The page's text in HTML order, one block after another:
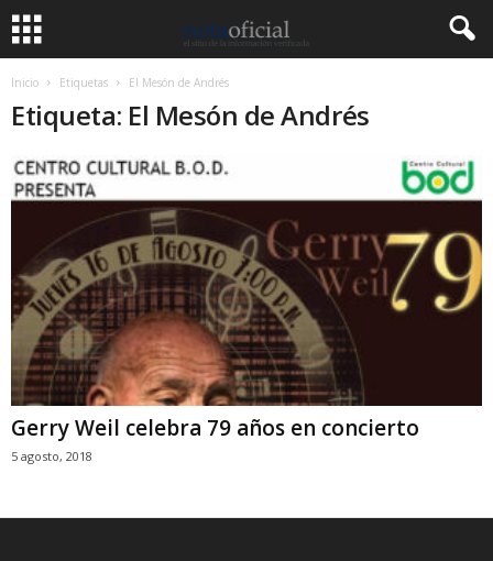
Inicio Etiquetas El Mesón de Andrés
Etiqueta: El Mesón de Andrés
Gerry Weil celebra 79 años en concierto
5 agosto, 2018